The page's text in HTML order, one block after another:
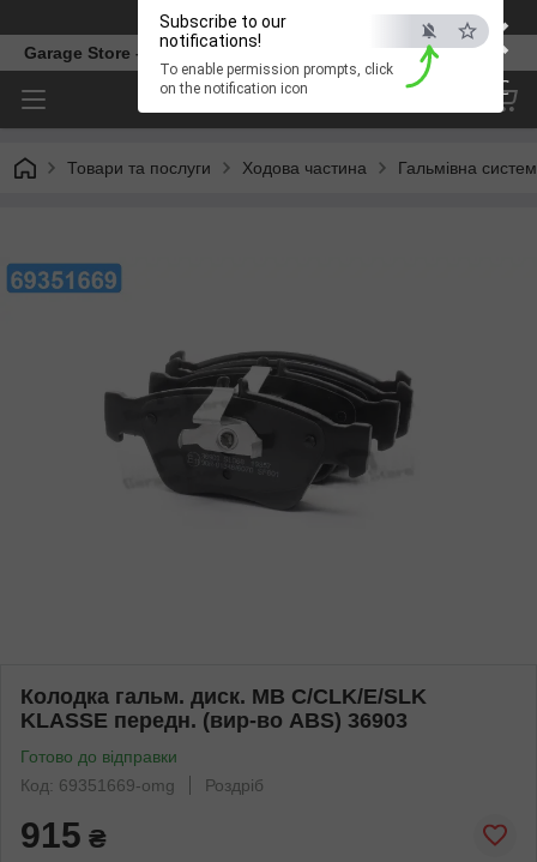
×
ESC
Subscribe to our
notifications!
To enable permission prompts, click
on the notification icon
Телефон
Garage Store – інтернет магазин автозапчастин.
Товари та послуги Ходова частина Гальмівна
Колодка гальм. диск. MB C/CLK/E/SLK
KLASSE передн. (вир-во ABS) 36903
Готово до відправки
Код: 69351669-omg
Роздріб
915 ₴